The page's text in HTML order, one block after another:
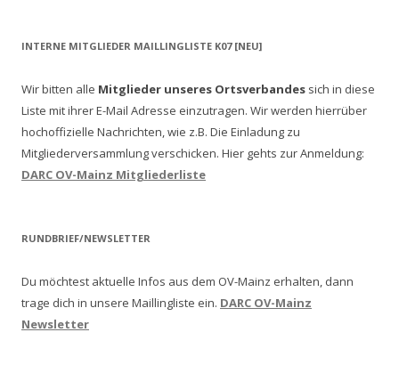
INTERNE MITGLIEDER MAILLINGLISTE K07 [NEU]
Wir bitten alle Mitglieder unseres Ortsverbandes sich in diese
Liste mit ihrer E-Mail Adresse einzutragen. Wir werden hierrüber
hochoffizielle Nachrichten, wie z.B. Die Einladung zu
Mitgliederversammlung verschicken. Hier gehts zur Anmeldung:
DARC OV-Mainz Mitgliederliste
RUNDBRIEF/NEWSLETTER
Du möchtest aktuelle Infos aus dem OV-Mainz erhalten, dann
trage dich in unsere Maillingliste ein. DARC OV-Mainz
Newsletter